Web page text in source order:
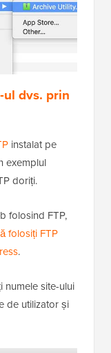
ul dvs. prin
instalat pe
exemplul
doriți.
folosind FTP,
folosiți FTP
.
numele site-ului
de utilizator și